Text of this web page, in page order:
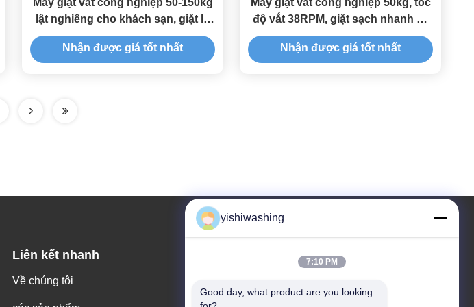
Máy giặt vắt công nghiệp 50-150kg
lật nghiêng cho khách sạn, giặt là
thương mại
Nhận được giá tốt nhất
Máy giặt vắt công nghiệp 50kg, tốc
độ vắt 38RPM, giặt sạch nhanh và
kỹ lưỡng
Nhận được giá tốt nhất
Liên kết nhanh
Về chúng tôi
Không.19, Lvcun Road, quận Nansha, Quảng Châu,
yishiwashing
7:10 PM
Good day, what product are you looking